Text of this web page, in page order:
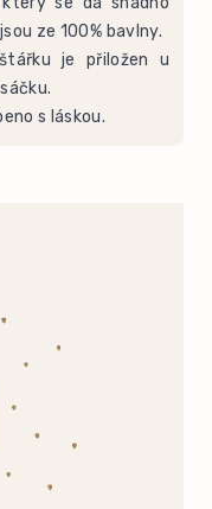
ze 100% bavlny.
je přiložen u
s láskou.